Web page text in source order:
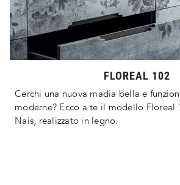
FLOREAL 102
Cerchi una nuova madia bella e
moderne? Ecco a te il modello Floreal
Nais, realizzato in legno.